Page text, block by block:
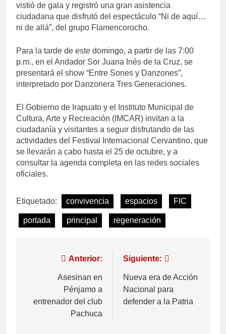
vistió de gala y registró una gran asistencia
ciudadana que disfrutó del espectáculo “Ni de aquí…
ni de allá”, del grupo Flamencorocho.
Para la tarde de este domingo, a partir de las 7:00
p.m., en el Andador Sor Juana Inés de la Cruz, se
presentará el show “Entre Sones y Danzones”,
interpretado por Danzonera Tres Generaciones.
El Gobierno de Irapuato y el Instituto Municipal de
Cultura, Arte y Recreación (IMCAR) invitan a la
ciudadanía y visitantes a seguir disfrutando de las
actividades del Festival Internacional Cervantino, que
se llevarán a cabo hasta el 25 de octubre, y a
consultar la agenda completa en las redes sociales
oficiales.
Etiquetado: convivencia espacios FIC
portada principal regeneración
Anterior:
Asesinan en
Pénjamo a
entrenador del club
Pachuca
Siguiente:
Nueva era de Acción
Nacional para
defender a la Patria